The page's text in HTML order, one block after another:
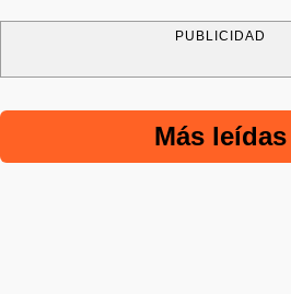
PUBLICIDAD
Más leídas